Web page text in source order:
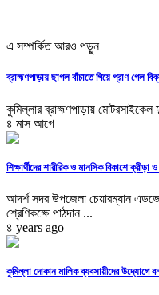
এ সম্পর্কিত আরও পড়ুন
ব্রাহ্মণপাড়ায় ছাগল বাঁচাতে গিয়ে প্রাণ গেল
কুমিল্লার ব্রাহ্মণপাড়ায়
৪ মাস আগে
শিক্ষার্থীদের শারীরিক ও মানসিক বিকাশে
আদর্শ সদর উপজেলা চেয়ারম্যান
শ্রেণিকক্ষে পাঠদান ...
৪ years ago
কুমিল্লা দোকান মালিক ব্যবসায়ীদের উদ্যোগে